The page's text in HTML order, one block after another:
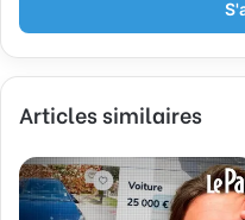
Articles similaires